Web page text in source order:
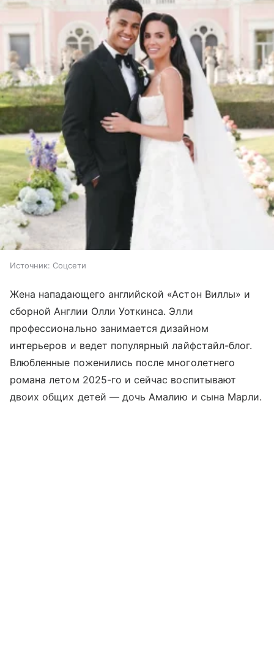
Источник: Соцсети
Жена нападающего английской «Астон Виллы» и
сборной Англии Олли Уоткинса. Элли
профессионально занимается дизайном
интерьеров и ведет популярный лайфстайл-блог.
Влюбленные поженились после многолетнего
романа летом 2025-го и сейчас воспитывают
двоих общих детей — дочь Амалию и сына Марли.